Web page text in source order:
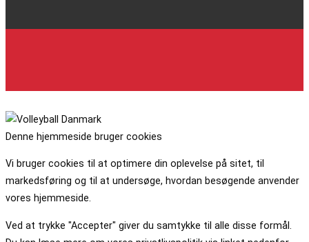
Denne hjemmeside bruger cookies
Vi bruger cookies til at optimere din oplevelse på sitet, til
markedsføring og til at undersøge, hvordan besøgende anvender
vores hjemmeside.
Ved at trykke "Accepter" giver du samtykke til alle disse formål.